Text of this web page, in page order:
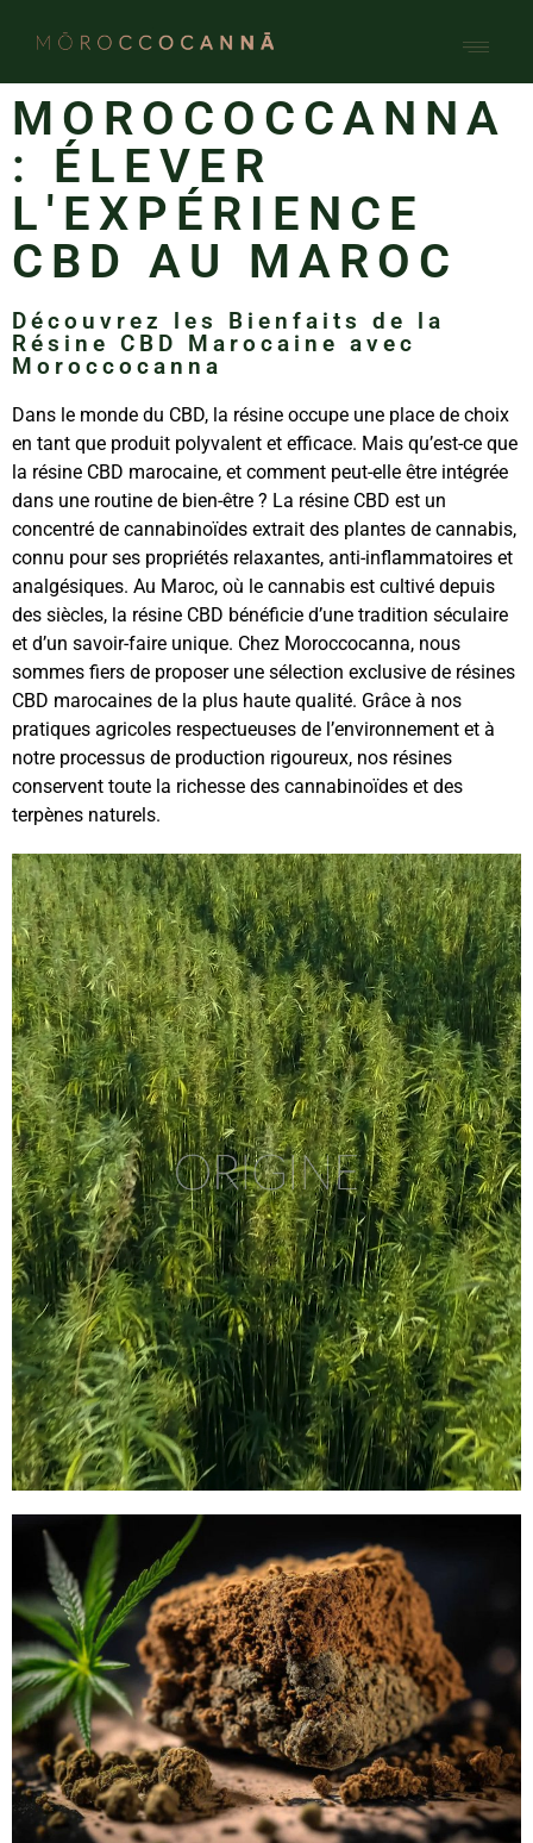
MOROCOCCANNA
: ÉLEVER
L'EXPÉRIENCE
CBD AU MAROC
Découvrez les Bienfaits de la
Résine CBD Marocaine avec
Moroccocanna
Dans le monde du CBD, la résine occupe une place de choix
en tant que produit polyvalent et efficace. Mais qu’est-ce que
la résine CBD marocaine, et comment peut-elle être intégrée
dans une routine de bien-être ? La résine CBD est un
concentré de cannabinoïdes extrait des plantes de cannabis,
connu pour ses propriétés relaxantes, anti-inflammatoires et
analgésiques. Au Maroc, où le cannabis est cultivé depuis
des siècles, la résine CBD bénéficie d’une tradition séculaire
et d’un savoir-faire unique. Chez Moroccocanna, nous
sommes fiers de proposer une sélection exclusive de résines
CBD marocaines de la plus haute qualité. Grâce à nos
pratiques agricoles respectueuses de l’environnement et à
notre processus de production rigoureux, nos résines
conservent toute la richesse des cannabinoïdes et des
terpènes naturels.